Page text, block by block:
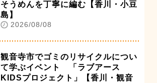
そうめんを丁寧に編む【香川・小豆
島】
2026/08/08
観音寺市でゴミのリサイクルについ
て学ぶイベント 「ラブアース
KIDSプロジェクト」【香川・観音